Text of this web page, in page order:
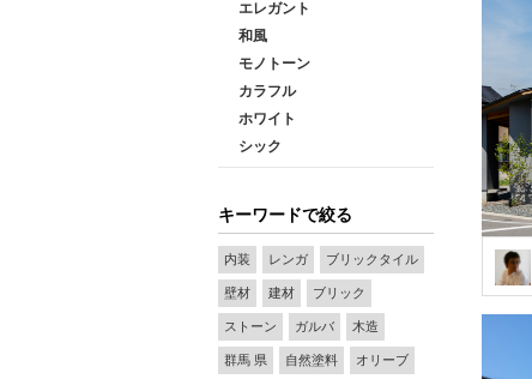
エレガント
和風
モノトーン
カラフル
ホワイト
シック
キーワードで絞る
内装 レンガ ブリックタイル
壁材 建材 ブリック
ストーン ガルバ 木造
群馬 県 自然塗料 オリーブ